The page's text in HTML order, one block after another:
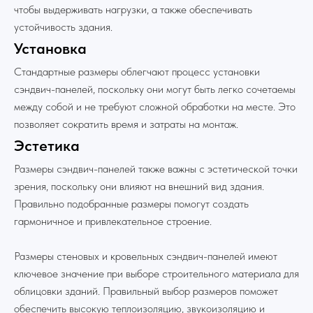
чтобы выдерживать нагрузки, а также обеспечивать
устойчивость здания.
Установка
Стандартные размеры облегчают процесс установки
сэндвич-панелей, поскольку они могут быть легко сочетаемы
между собой и не требуют сложной обработки на месте. Это
позволяет сократить время и затраты на монтаж.
Эстетика
Размеры сэндвич-панелей также важны с эстетической точки
зрения, поскольку они влияют на внешний вид здания.
Правильно подобранные размеры помогут создать
гармоничное и привлекательное строение.
Размеры стеновых и кровельных сэндвич-панелей имеют
ключевое значение при выборе строительного материала для
облицовки зданий. Правильный выбор размеров поможет
обеспечить высокую теплоизоляцию, звукоизоляцию и
Телефон: +7 (960) 479-55-19
Email: 89604795519@mail.ru
Адрес: Россия, Краснодар, мкр.
Пашковский, Переулок новый, 8
Имя
Заинтересовали наши услуги?